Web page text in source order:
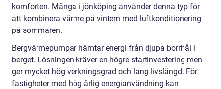
komforten. Många i jönköping använder denna typ för
att kombinera värme på vintern med luftkonditionering
på sommaren.
Bergvärmepumpar hämtar energi från djupa borrhål i
berget. Lösningen kräver en högre startinvestering men
ger mycket hög verkningsgrad och lång livslängd. För
fastigheter med hög årlig energianvändning kan